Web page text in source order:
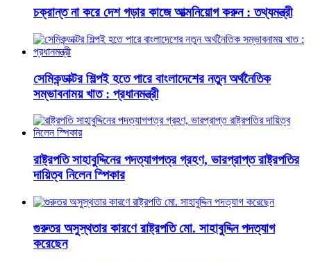
চক্রান্ত না করে দেশ গড়ার কাজে আত্মনিয়োগ করুন : তথ্যমন্ত্রী
সেমিকন্ডাক্টর শিল্পই হতে পারে বাংলাদেশের নতুন অর্থনৈতিক
সম্ভাবনাময় খাত : প্রধানমন্ত্রী
রাষ্ট্রপতি সাহাবুদ্দিনের পদত্যাগপত্র গ্রহণ, ভারপ্রাপ্ত রাষ্ট্রপতির
দায়িত্ব নিলেন স্পিকার
গুরুতর অসুস্থতার কারণে রাষ্ট্রপতি মো. সাহাবুদ্দিন পদত্যাগ
করেছেন